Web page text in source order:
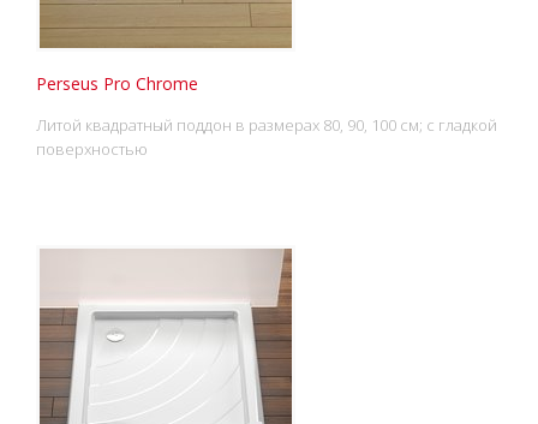
Perseus Pro Chrome
Литой квадратный поддон в размерах 80, 90, 100 см; с гладкой
поверхностью